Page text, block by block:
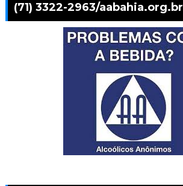
(71) 3322-2963/aabahia.org.br